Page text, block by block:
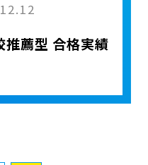
推薦型 合格実績